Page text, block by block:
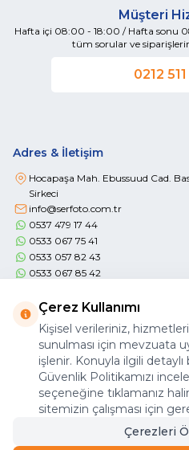
Müşteri
Hafta içi 08:00 - 18:00 / Hafta sonu
tüm sorular ve
0212
Adres & İletişim
Hocapaşa Mah. Ebussuud Cad.
Sirkeci
info@serfoto.com.tr
0537 479 17 44
0533 067 75 41
0533 057 82 43
0533 067 85 42
Önemli Bilgiler
Hızlı Erişim
Çerez Kullanımı
Kişisel verileriniz,
sunulması için mevzuata
işlenir. Konuyla ilgili
Güvenlik Politikamızı
seçeneğine tıklamanız
sitemizin çalışması için
Çerezleri